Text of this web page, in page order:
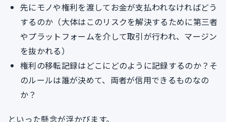
先にモノや権利を渡してお金が支払われなければどう
するのか（大体はこのリスクを解決するために第三者
やプラットフォームを介して取引が行われ、マージン
を抜かれる）
権利の移転記録はどこにどのように記録するのか？そ
のルールは誰が決めて、両者が信用できるものなの
か？
といった懸念が浮かびます。